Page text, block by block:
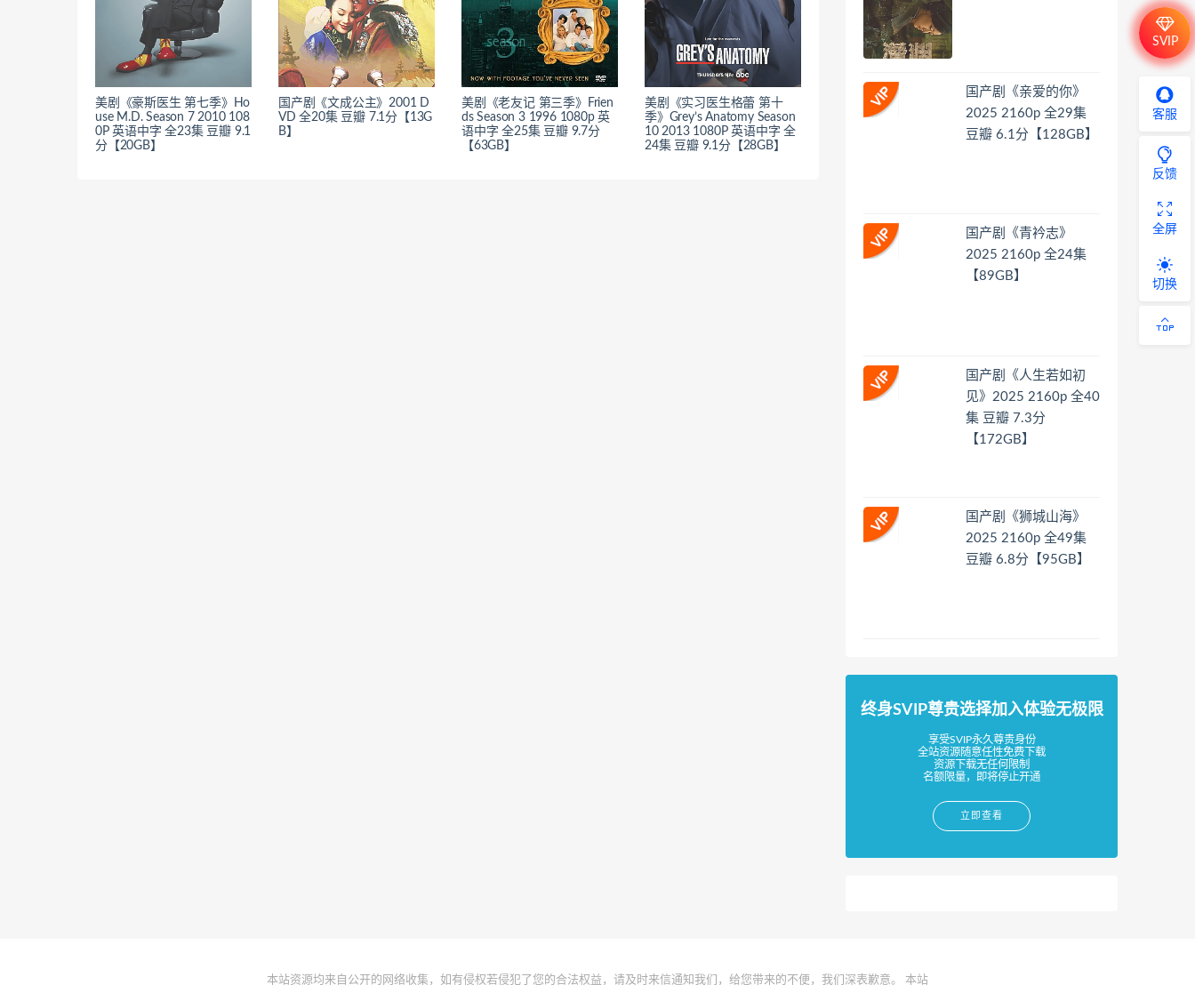
美剧《豪斯医生 第七季》Ho
use M.D. Season 7 2010 108
0P 英语中字 全23集 豆瓣 9.1
分【20GB】
国产剧《文成公主》2001 D
VD 全20集 豆瓣 7.1分【13G
B】
美剧《老友记 第三季》Frien
ds Season 3 1996 1080p 英
语中字 全25集 豆瓣 9.7分
【63GB】
美剧《实习医生格蕾 第十
季》Grey’s Anatomy Season
10 2013 1080P 英语中字 全
24集 豆瓣 9.1分【28GB】
国产剧《亲爱的你》
2025 2160p 全29集
豆瓣 6.1分【128GB】
国产剧《青衿志》
2025 2160p 全24集
【89GB】
国产剧《人生若如初
见》2025 2160p 全40
集 豆瓣 7.3分
【172GB】
国产剧《狮城山海》
2025 2160p 全49集
豆瓣 6.8分【95GB】
终身SVIP尊贵选择加入体验无极限
享受SVIP永久尊贵身份
全站资源随意任性免费下载
资源下载无任何限制
名额限量，即将停止开通
立即查看
本站资源均来自公开的网络收集，如有侵权若侵犯了您的合法权益，请及时来信通知我们，给您带来的不便，我们深表歉意。 本站
SVIP
客服
反馈
全屏
切换